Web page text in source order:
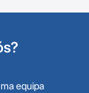
equipa